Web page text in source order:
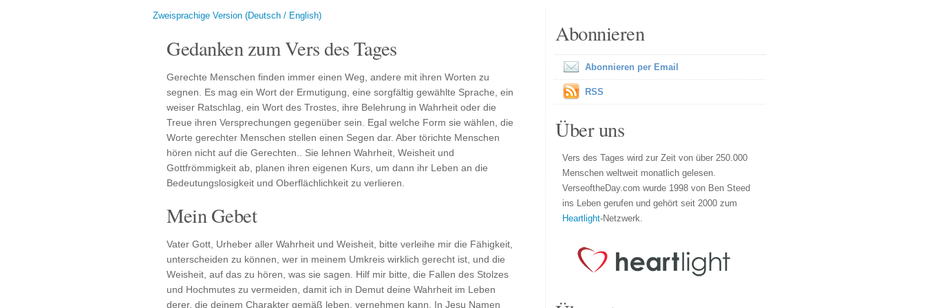
Zweisprachige Version (Deutsch / English)
Gedanken zum Vers des Tages
Gerechte Menschen finden immer einen Weg, andere mit ihren Worten zu
segnen. Es mag ein Wort der Ermutigung, eine sorgfältig gewählte Sprache, ein
weiser Ratschlag, ein Wort des Trostes, ihre Belehrung in Wahrheit oder die
Treue ihren Versprechungen gegenüber sein. Egal welche Form sie wählen, die
Worte gerechter Menschen stellen einen Segen dar. Aber törichte Menschen
hören nicht auf die Gerechten.. Sie lehnen Wahrheit, Weisheit und
Gottfrömmigkeit ab, planen ihren eigenen Kurs, um dann ihr Leben an die
Bedeutungslosigkeit und Oberflächlichkeit zu verlieren.
Mein Gebet
Vater Gott, Urheber aller Wahrheit und Weisheit, bitte verleihe mir die Fähigkeit,
unterscheiden zu können, wer in meinem Umkreis wirklich gerecht ist, und die
Weisheit, auf das zu hören, was sie sagen. Hilf mir bitte, die Fallen des Stolzes
und Hochmutes zu vermeiden, damit ich in Demut deine Wahrheit im Leben
derer, die deinem Charakter gemäß leben, vernehmen kann. In Jesu Namen
Abonnieren
Abonnieren per Email
RSS
Über uns
Vers des Tages wird zur Zeit von über 250.000
Menschen weltweit monatlich gelesen.
VerseoftheDay.com wurde 1998 von Ben Steed
ins Leben gerufen und gehört seit 2000 zum
Heartlight-Netzwerk.